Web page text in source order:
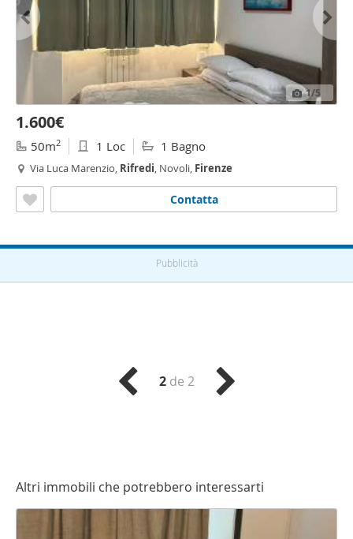
1/5
1.600€
50m2 1 Loc 1 Bagno
Via Luca Marenzio, Rifredi, Novoli, Firenze
Contatta
Pubblicità
2de 2
Altri immobili che potrebbero interessarti